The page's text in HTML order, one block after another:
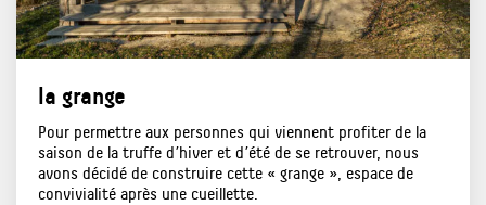
la grange
Pour permettre aux personnes qui viennent profiter de la
saison de la truffe d’hiver et d’été de se retrouver, nous
avons décidé de construire cette « grange », espace de
convivialité après une cueillette.